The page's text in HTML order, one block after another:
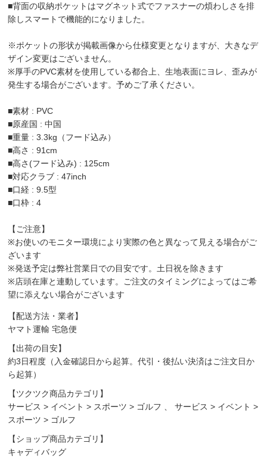
■背面の収納ポケットはマグネット式でファスナーの煩わしさを排
除しスマートで機能的になりました。
※ポケットの形状が掲載画像から仕様変更となりますが、大きなデ
ザイン変更はございません。
※厚手のPVC素材を使用している都合上、生地表面にヨレ、歪みが
発生する場合がございます。予めご了承ください。
■素材 : PVC
■原産国 : 中国
■重量 : 3.3kg（フード込み）
■高さ : 91cm
■高さ(フード込み) : 125cm
■対応クラブ : 47inch
■口経 : 9.5型
■口枠 : 4
【ご注意】
※お使いのモニター環境により実際の色と異なって見える場合がご
ざいます
※発送予定は弊社営業日での目安です。土日祝を除きます
※店頭在庫と連動しています。ご注文のタイミングによってはご希
望に添えない場合がございます
【配送方法・業者】
ヤマト運輸 宅急便
【出荷の目安】
約3日程度（入金確認日から起算。代引・後払い決済はご注文日か
ら起算）
【ツクツク商品カテゴリ】
サービス > イベント > スポーツ > ゴルフ 、サービス > イベント >
スポーツ > ゴルフ
【ショップ商品カテゴリ】
キャディバッグ